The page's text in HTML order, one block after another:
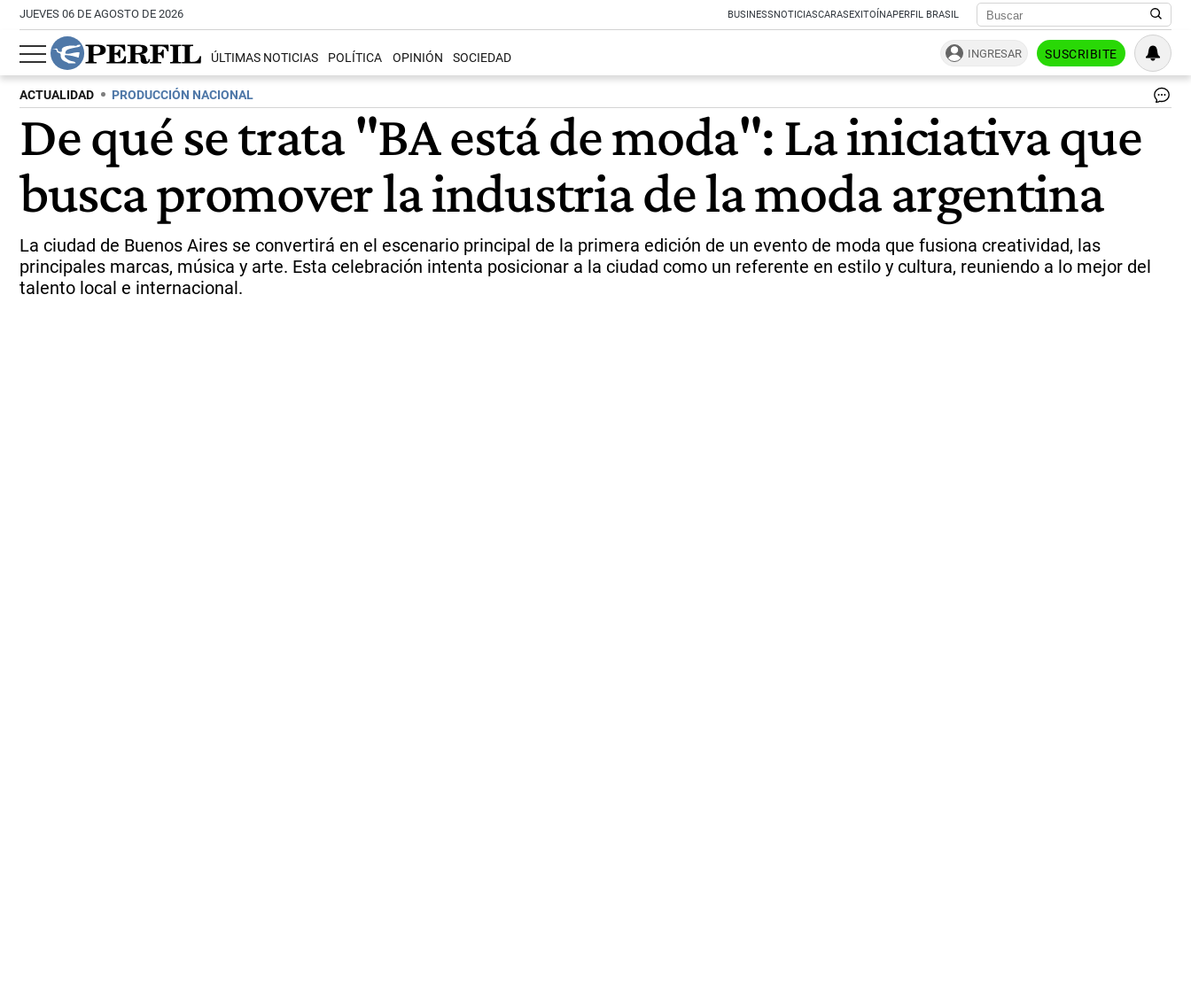
JUEVES 06 DE AGOSTO DE 2026 BUSINESSNOTICIASCARASEXITOÍNAPERFIL BRASIL
ÚLTIMAS NOTICIAS POLÍTICA OPINIÓN SOCIEDAD INGRESAR SUSCRIBITE
ACTUALIDAD PRODUCCIÓN NACIONAL
De qué se trata "BA está de moda": La iniciativa que
busca promover la industria de la moda argentina
La ciudad de Buenos Aires se convertirá en el escenario principal de la primera edición de un evento de moda que fusiona creatividad, las
principales marcas, música y arte. Esta celebración intenta posicionar a la ciudad como un referente en estilo y cultura, reuniendo a lo mejor del
talento local e internacional.